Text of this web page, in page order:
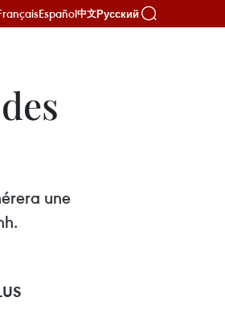
Español中文Русский
une